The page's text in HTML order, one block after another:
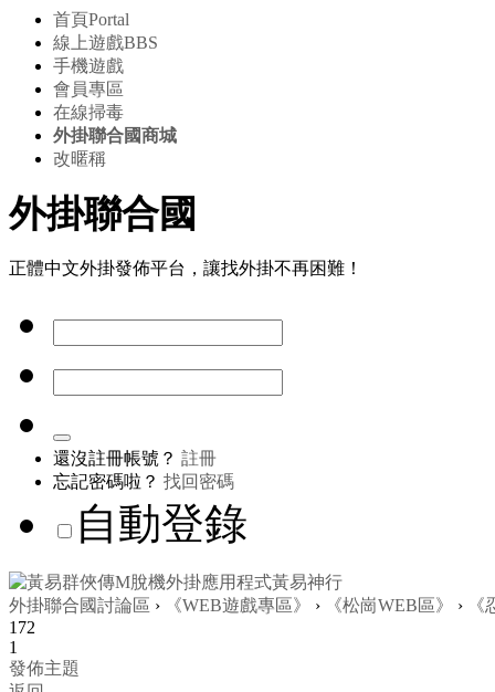
首頁Portal
線上遊戲BBS
手機遊戲
會員專區
在線掃毒
外掛聯合國商城
改暱稱
外掛聯合國
正體中文外掛發佈平台，讓找外掛不再困難！
還沒註冊帳號？ 註冊
忘記密碼啦？ 找回密碼
自動登錄
外掛聯合國討論區 › 《WEB遊戲專區》 › 《松崗WEB區》 ›
172
1
發佈主題